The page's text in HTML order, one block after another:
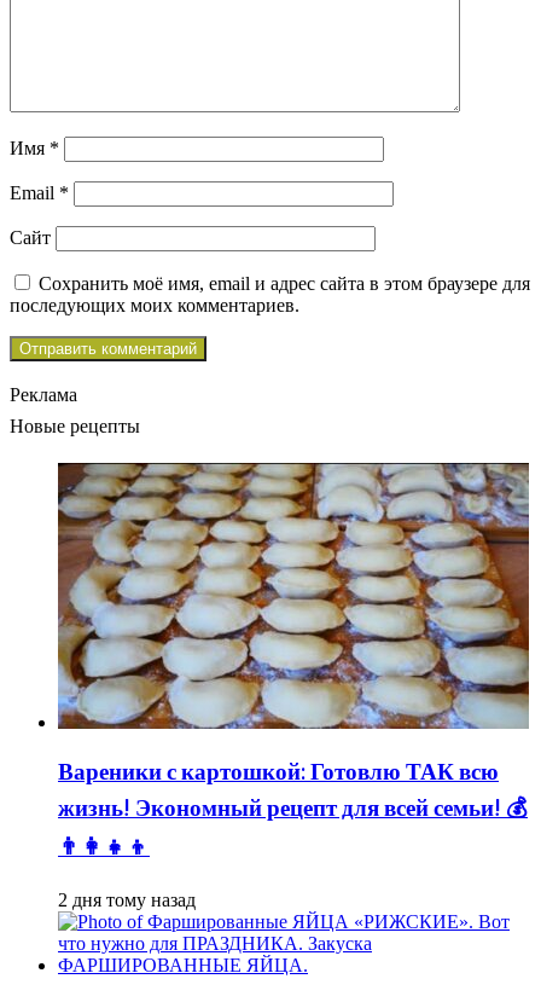
Имя *
Email *
Сайт
Сохранить моё имя, email и адрес сайта в этом браузере для
последующих моих комментариев.
Реклама
Новые рецепты
Вареники с картошкой: Готовлю ТАК всю
жизнь! Экономный рецепт для всей семьи! 💰
👨👩👧👦
2 дня тому назад